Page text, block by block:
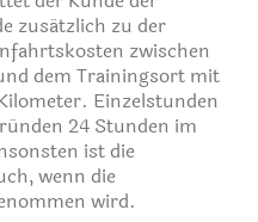
zusätzlich zu der
zwischen
dem Trainingsort mit
Einzelstunden
24 Stunden im
ist die
wenn die
wird.